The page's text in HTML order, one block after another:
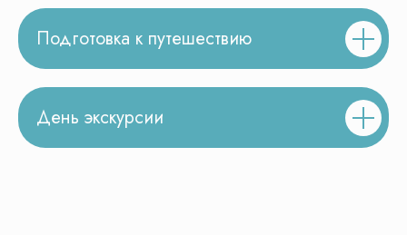
Подготовка к путешествию
День экскурсии